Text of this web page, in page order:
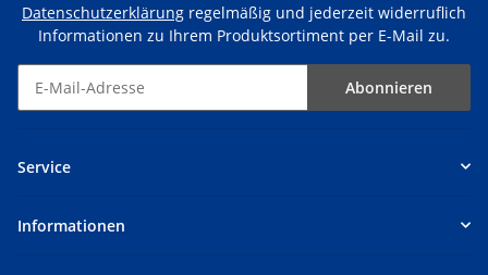
Datenschutzerklärung regelmäßig und jederzeit widerruflich
Informationen zu Ihrem Produktsortiment per E-Mail zu.
Abonnieren
Service
Informationen